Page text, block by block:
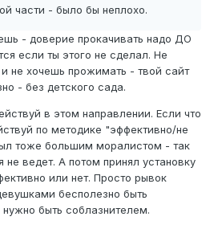
части - было бы неплохо.
- доверие прокачивать надо ДО
если ты этого не сделал. Не
не хочешь прожимать - твой сайт
- без детского сада.
в этом направлении. Если что
по методике "эффективно/не
тоже большим моралистом - так
не ведет. А потом принял установку
или нет. Просто рывок
бесполезно быть
быть соблазнителем.